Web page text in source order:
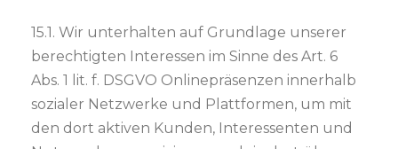
15.1. Wir unterhalten auf Grundlage unserer
berechtigten Interessen im Sinne des Art. 6
Abs. 1 lit. f. DSGVO Onlinepräsenzen innerhalb
sozialer Netzwerke und Plattformen, um mit
den dort aktiven Kunden, Interessenten und